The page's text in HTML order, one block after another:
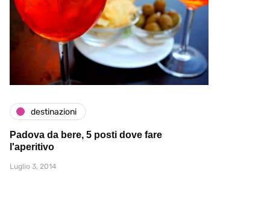
destinazioni
Padova da bere, 5 posti dove fare
l'aperitivo
Luglio 3, 2014